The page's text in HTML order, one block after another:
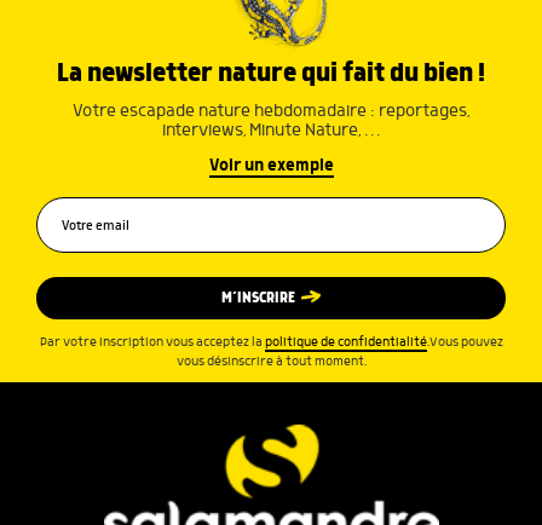
La newsletter nature qui fait du bien !
Votre escapade nature hebdomadaire : reportages,
interviews, Minute Nature, …
Voir un exemple
M’INSCRIRE
Par votre inscription vous acceptez la politique de confidentialité.Vous pouvez
vous désinscrire à tout moment.